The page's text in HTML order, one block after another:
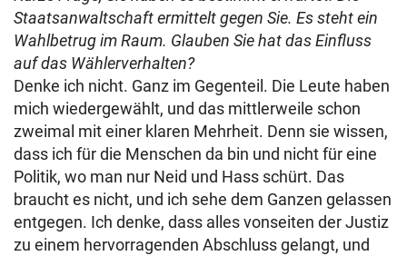
Staatsanwaltschaft ermittelt gegen Sie. Es steht ein
Wahlbetrug im Raum. Glauben Sie hat das Einfluss
auf das Wählerverhalten?
Denke ich nicht. Ganz im Gegenteil. Die Leute haben
mich wiedergewählt, und das mittlerweile schon
zweimal mit einer klaren Mehrheit. Denn sie wissen,
dass ich für die Menschen da bin und nicht für eine
Politik, wo man nur Neid und Hass schürt. Das
braucht es nicht, und ich sehe dem Ganzen gelassen
entgegen. Ich denke, dass alles vonseiten der Justiz
zu einem hervorragenden Abschluss gelangt, und